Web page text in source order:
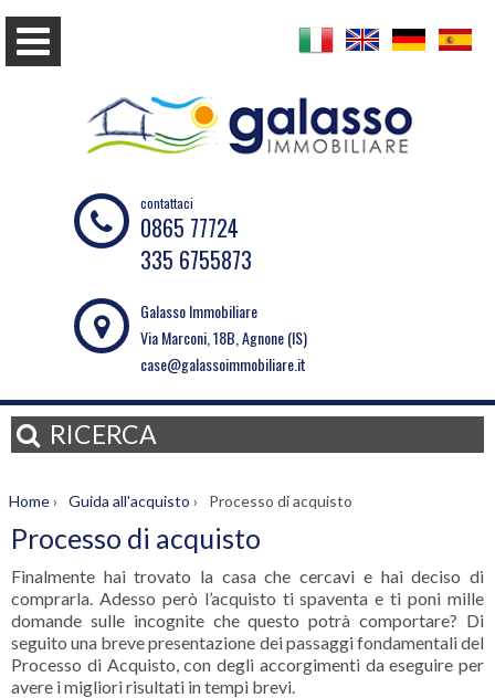
contattaci
0865 77724
335 6755873
Galasso Immobiliare
Via Marconi, 18B, Agnone (IS)
case@galassoimmobiliare.it
RICERCA
Home› Guida all'acquisto › Processo di acquisto
Processo di acquisto
Finalmente hai trovato la casa che cercavi e hai deciso di
comprarla. Adesso però l’acquisto ti spaventa e ti poni mille
domande sulle incognite che questo potrà comportare? Di
seguito una breve presentazione dei passaggi fondamentali del
Processo di Acquisto, con degli accorgimenti da eseguire per
avere i migliori risultati in tempi brevi.